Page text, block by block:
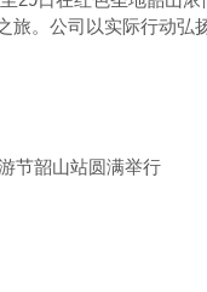
。公司以实际行动弘